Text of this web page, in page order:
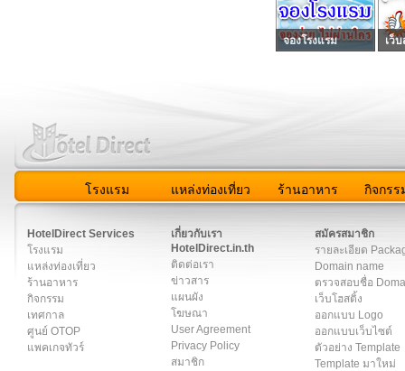
จองโรงแรม เว็
โรงแรม แหล่งท่องเที่ยว ร้านอาหาร กิจกรร
HotelDirect Services
โรงแรม
แหล่งท่องเที่ยว
ร้านอาหาร
กิจกรรม
เทศกาล
ศูนย์ OTOP
แพคเกจทัวร์
เกี่ยวกับเรา
HotelDirect.in.th
ติดต่อเรา
ข่าวสาร
แผนผัง
โฆษณา
User Agreement
Privacy Policy
สมาชิก
สมัครสมาชิก
รายละเอียด
Domain name
ตรวจสอบชื่อ
เว็บโฮสติ้ง
ออกแบบ Logo
ออกแบบเว็บไซต์
ตัวอย่าง Template
Template มาใหม่